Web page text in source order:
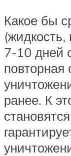
Какое бы
7-10 дней
повторная
ранее. К